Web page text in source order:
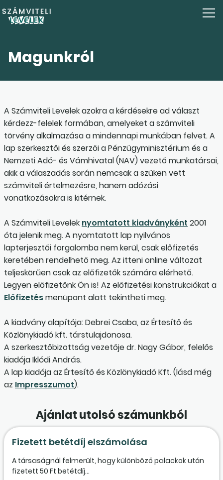
Magunkról
A Számviteli Levelek azokra a kérdésekre ad választ
kérdezz-felelek formában, amelyeket a számviteli
törvény alkalmazása a mindennapi munkában felvet. A
lap szerkesztői és szerzői a Pénzügyminisztérium és a
Nemzeti Adó- és Vámhivatal (NAV) vezető munkatársai,
akik a válaszadás során nemcsak a szűken vett
számviteli értelmezésre, hanem adózási
vonatkozásokra is kitérnek.
A Számviteli Levelek nyomtatott kiadványként 2001
óta jelenik meg. A nyomtatott lap nyilvános
lapterjesztői forgalomba nem kerül, csak előfizetés
keretében rendelhető meg. Az itteni online változat
teljeskörűen csak az előfizetők számára elérhető.
Legyen előfizetőnk Ön is! Az előfizetési konstrukciókat a
Előfizetésmenüpont alatt tekintheti meg.
A kiadvány alapítója: Debrei Csaba, az Értesítő és
Közlönykiadó kft. társtulajdonosa.
A szerkesztőbizottság vezetője dr. Nagy Gábor, felelős
kiadója Iklódi András.
A lap kiadója az Értesítő és Közlönykiadó Kft. (lásd még
az Impresszumot).
Ajánlat utolsó számunkból
Fizetett betétdíj elszámolása
A társaságnál felmerült, hogy különböző palackok után
fizetett 50 Ft betétdíj...